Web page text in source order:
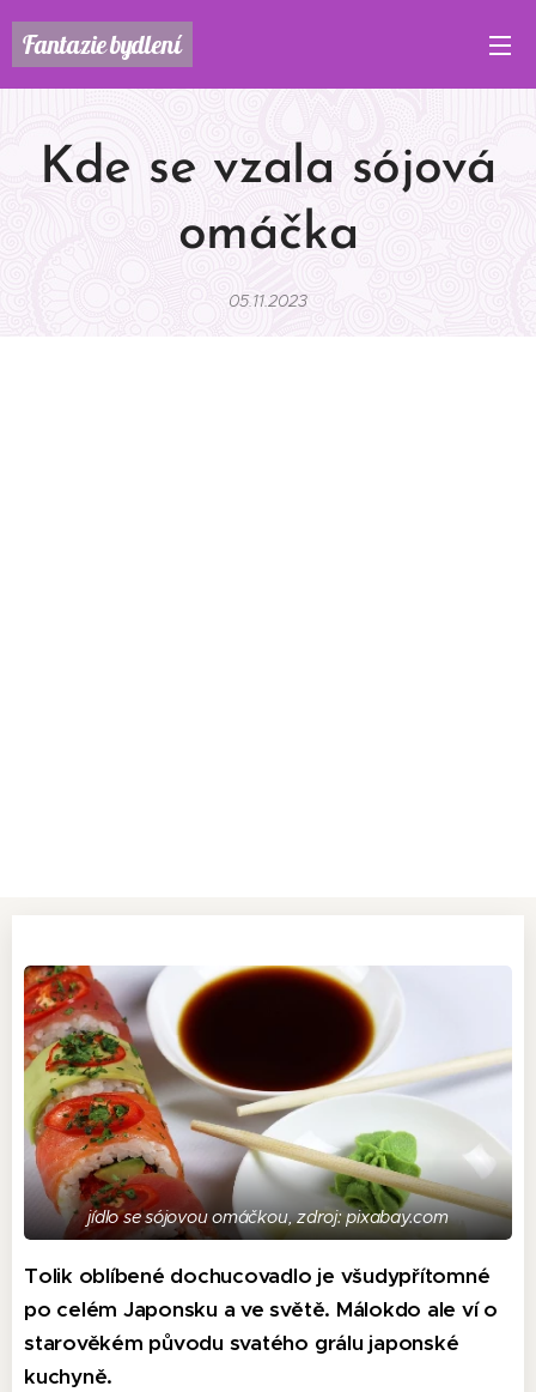
Fantaziebydlení
Kde se vzala sójová
omáčka
05.11.2023
jídlo se sójovou omáčkou, zdroj: pixabay.com
Tolik oblíbené dochucovadlo je všudypřítomné
po celém Japonsku a ve světě. Málokdo ale ví o
starověkém původu svatého grálu japonské
kuchyně.